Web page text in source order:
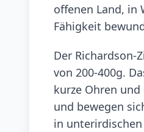
offenen Land, in
Fähigkeit
Der Richardson-
von 200-400g.
kurze Ohren
und bewegen
in